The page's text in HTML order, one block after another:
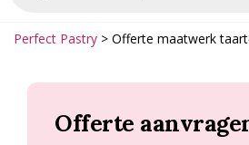
Perfect Pastry > Offerte maatwerk
Offerte